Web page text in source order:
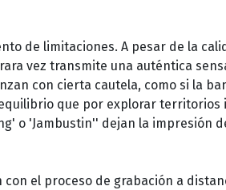
de limitaciones. A pesar de la
vez transmite una auténtica
con cierta cautela, como si la
que por explorar territorios
o 'Jambustin'' dejan la impresión
con el proceso de grabación a